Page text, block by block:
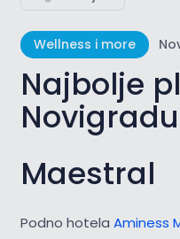
Wellness i more
Najbolje
Novigradu
Maestral
Podno hotela Aminess